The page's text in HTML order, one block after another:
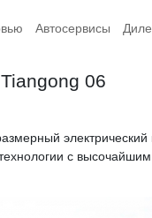
Автосервисы
06
электрический
с